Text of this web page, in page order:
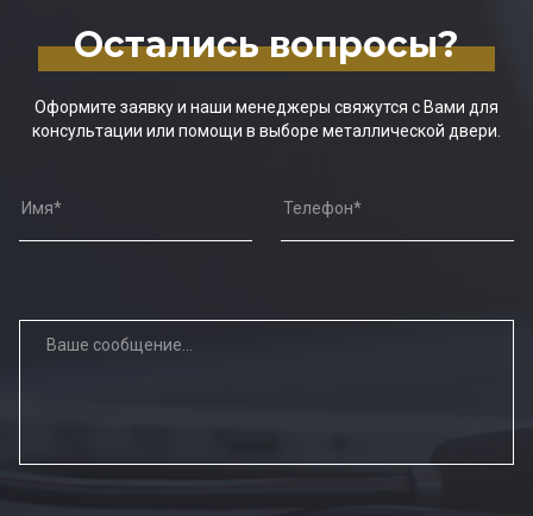
Остались вопросы?
Оформите заявку и наши менеджеры свяжутся с Вами для
консультации или помощи в выборе металлической двери.